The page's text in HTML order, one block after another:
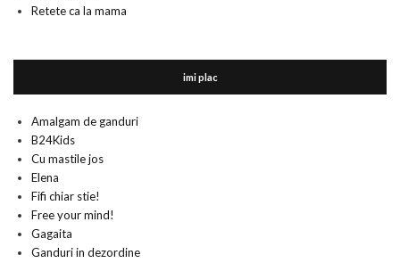
Retete ca la mama
imi plac
Amalgam de ganduri
B24Kids
Cu mastile jos
Elena
Fifi chiar stie!
Free your mind!
Gagaita
Ganduri in dezordine